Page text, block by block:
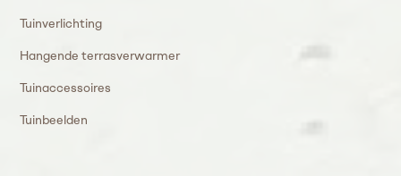
Tuinverlichting
Hangende terrasverwarmer
Tuinaccessoires
Tuinbeelden